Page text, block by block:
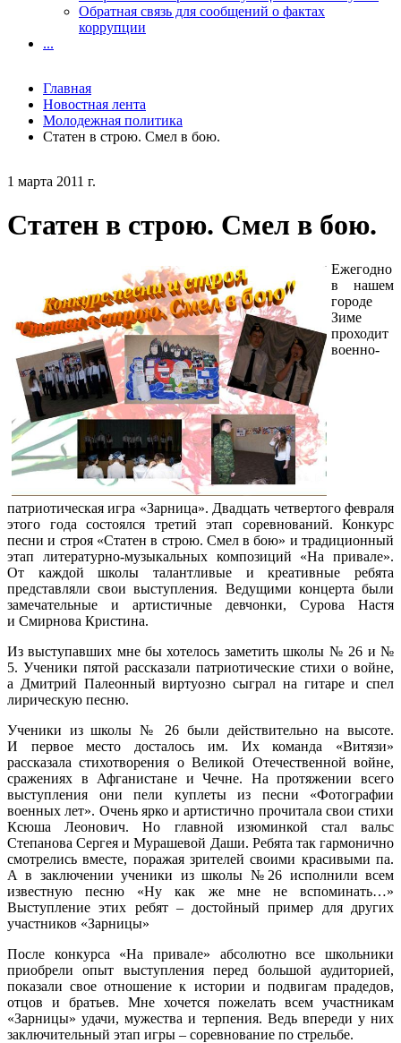
1 марта 2011 г.
Статен в строю. Смел в бою.
Ежегодно
в нашем
городе
Зиме
проходит
военно-
патриотическая игра «Зарница». Двадцать четвертого февраля
этого года состоялся третий этап соревнований. Конкурс
песни и строя «Статен в строю. Смел в бою» и традиционный
этап литературно-музыкальных композиций «На привале».
От каждой школы талантливые и креативные ребята
представляли свои выступления. Ведущими концерта были
замечательные и артистичные девчонки, Сурова Настя
и Смирнова Кристина.
Из выступавших мне бы хотелось заметить школы № 26 и №
5. Ученики пятой рассказали патриотические стихи о войне,
а Дмитрий Палеонный виртуозно сыграл на гитаре и спел
лирическую песню.
Ученики из школы № 26 были действительно на высоте.
И первое место досталось им. Их команда «Витязи»
рассказала стихотворения о Великой Отечественной войне,
сражениях в Афганистане и Чечне. На протяжении всего
выступления они пели куплеты из песни «Фотографии
военных лет». Очень ярко и артистично прочитала свои стихи
Ксюша Леонович. Но главной изюминкой стал вальс
Степанова Сергея и Мурашевой Даши. Ребята так гармонично
смотрелись вместе, поражая зрителей своими красивыми па.
А в заключении ученики из школы №26 исполнили всем
известную песню «Ну как же мне не вспоминать…»
Выступление этих ребят – достойный пример для других
участников «Зарницы»
После конкурса «На привале» абсолютно все школьники
приобрели опыт выступления перед большой аудиторией,
показали свое отношение к истории и подвигам прадедов,
отцов и братьев. Мне хочется пожелать всем участникам
«Зарницы» удачи, мужества и терпения. Ведь впереди у них
заключительный этап игры – соревнование по стрельбе.
Обратная связь для сообщений о фактах
коррупции
...
Главная
Новостная лента
Молодежная политика
Статен в строю. Смел в бою.